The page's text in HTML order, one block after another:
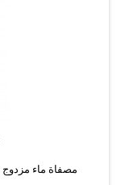
Filtre à eau double Double water filter مصفاة ماء مزدوج